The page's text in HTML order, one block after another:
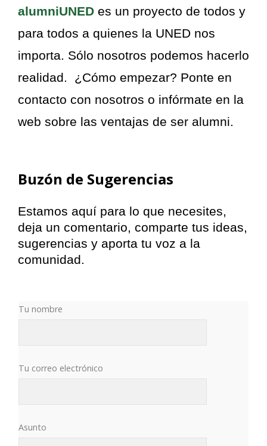
alumniUNED es un proyecto de todos y
para todos a quienes la UNED nos
importa. Sólo nosotros podemos hacerlo
realidad. ¿Cómo empezar? Ponte en
contacto con nosotros o infórmate en la
web sobre las ventajas de ser alumni.
Buzón de Sugerencias
Estamos aquí para lo que necesites,
deja un comentario, comparte tus ideas,
sugerencias y aporta tu voz a la
comunidad.
Tu nombre
Tu correo electrónico
Asunto